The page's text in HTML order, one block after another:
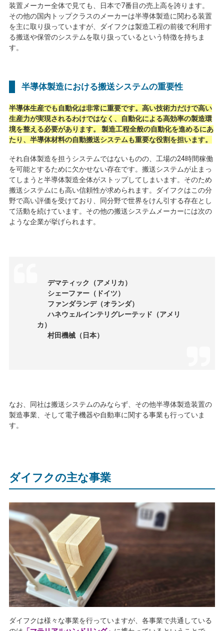
装置メーカー全体で見ても、日本で7番目の売上高を誇ります。
その他の国内トップクラスのメーカーは半導体製造に関わる装置
を主に取り扱っていますが、ダイフクは製造工程の前後で利用す
る搬送や保管のシステムを取り扱っているという特徴を持ちま
す。
半導体製造における搬送システムの重要性
半導体生産でも自動化は非常に重要です。高い技術力だけで高い
生産力が実現されるわけではなく、自動化による高効率の製造環
境を整える必要があります。 製造工程全般の自動化を進めるにあ
たり、半導体材料の自動搬送システムも重要な役割を担います。
それ自体製造を担うシステムではないものの、工場の24時間稼働
を可能とするために欠かせない存在です。搬送システムが止まっ
てしまうと半導体製造全体がストップしてしまいます。そのため
搬送システムにも高い信頼性が求められます。ダイフクはこの分
野で高い評価を受けており、同分野で世界をけん引する存在とし
て活動を続けています。その他の搬送システムメーカーには次の
ような企業が挙げられます。
デマティック（アメリカ）
シェーファー（ドイツ）
ファンダランデ（オランダ）
ハネウェルインテリグレーテッド（アメリ
カ）
村田機械（日本）
なお、同社は搬送システムのみならず、その他半導体製造装置の
製造事業、そして電子機器や自動車に関する事業も行っていま
す。
ダイフクの主な事業
ダイフクは様々な事業を行っていますが、各事業で共通している